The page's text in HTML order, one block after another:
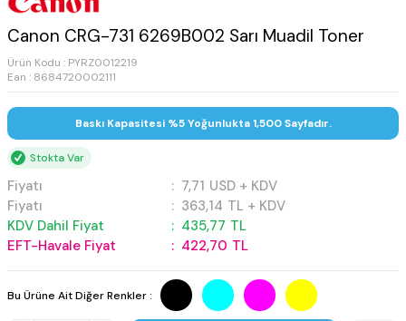
Canon CRG-731 6269B002 Sarı Muadil Toner
Ürün Kodu : PYRZ0012219
Ean : 8684720002111
Baskı Kapasitesi %5 Yoğunlukta 1,500 Sayfadır.
Stokta Var
Fiyatı : 7,71 USD + KDV
Fiyatı
: 363,14 TL + KDV
KDV Dahil Fiyat
: 435,77 TL
EFT-Havale Fiyat
: 422,70 TL
Bu Ürüne Ait Diğer Renkler :